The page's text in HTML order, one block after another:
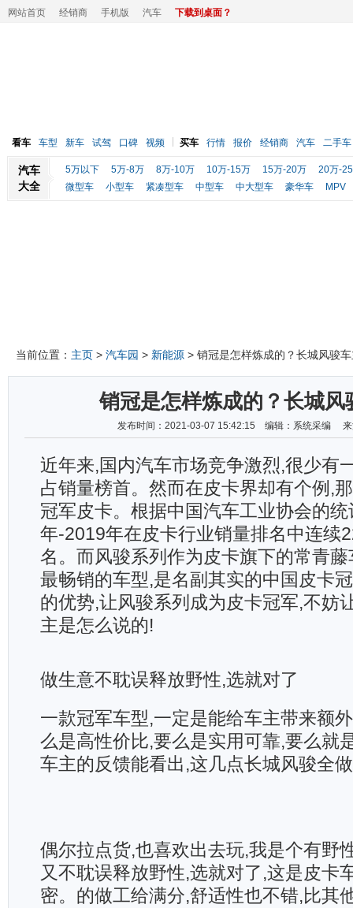
网站首页 经销商 手机版 汽车 下载到桌面？
看车 车型 新车 试驾 口碑 视频 买车 行情 报价 经销商 汽车 二手车
汽车
大全
5万以下 5万-8万 8万-10万 10万-15万 15万-20万
20万-
微型车
小型车 紧凑型车 中型车 中大型车 豪华车 MPV
当前位置： 主页 > 汽车园 > 新能源 > 销冠是怎样炼成的？长城风骏
销冠是怎样炼成的？长城风
发布时间：2021-03-07 15:42:15 编辑：系统采编
近年来,国内汽车市场竞争激烈,很少有
占销量榜首。然而在皮卡界却有个例,
冠军皮卡。根据中国汽车工业协会的
年-2019年在皮卡行业销量排名中连续
名。而风骏系列作为皮卡旗下的常青
最畅销的车型,是名副其实的中国皮卡
的优势,让风骏系列成为皮卡冠军,不妨
主是怎么说的!
做生意不耽误释放野性,选就对了
一款冠军车型,一定是能给车主带来额
么是高性价比,要么是实用可靠,要么就
车主的反馈能看出,这几点长城风骏全
偶尔拉点货,也喜欢出去玩,我是个有野
又不耽误释放野性,选就对了,这是皮卡
密。的做工给满分,舒适性也不错,比其